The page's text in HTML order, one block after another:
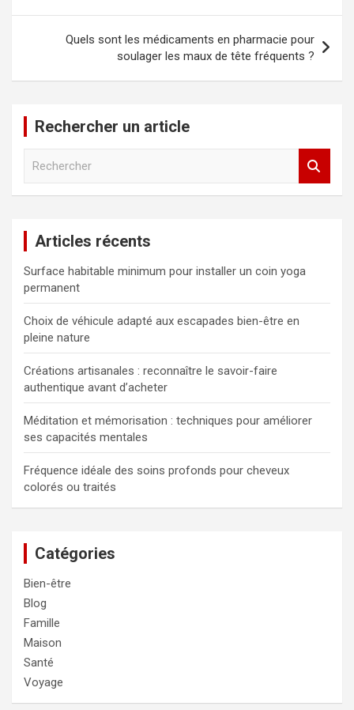
l’article
Quels sont les médicaments en pharmacie pour
soulager les maux de tête fréquents ?
Rechercher un article
c
h
e
r
Articles récents
Surface habitable minimum pour installer un coin yoga
permanent
Choix de véhicule adapté aux escapades bien-être en
pleine nature
Créations artisanales : reconnaître le savoir-faire
authentique avant d’acheter
Méditation et mémorisation : techniques pour améliorer
ses capacités mentales
Fréquence idéale des soins profonds pour cheveux
colorés ou traités
Catégories
Bien-être
Blog
Famille
Maison
Santé
Voyage